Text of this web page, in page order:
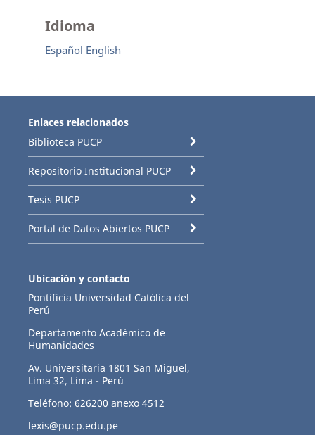
Idioma
Español English
Enlaces relacionados
Biblioteca PUCP
Repositorio Institucional PUCP
Tesis PUCP
Portal de Datos Abiertos PUCP
Ubicación y contacto
Pontificia Universidad Católica del
Perú
Departamento Académico de
Humanidades
Av. Universitaria 1801 San Miguel,
Lima 32, Lima - Perú
Teléfono: 626200 anexo 4512
lexis@pucp.edu.pe